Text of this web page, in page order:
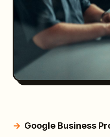
Google Business